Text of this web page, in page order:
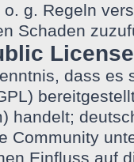
g. Regeln
Schaden
License
dass es
handelt;
Community
Einfluss auf